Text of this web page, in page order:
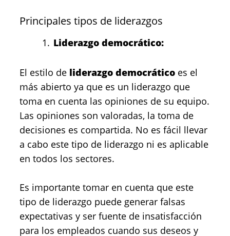
Principales tipos de liderazgos
Liderazgo democrático:
El estilo de liderazgo democrático es el
más abierto ya que es un liderazgo que
toma en cuenta las opiniones de su equipo.
Las opiniones son valoradas, la toma de
decisiones es compartida. No es fácil llevar
a cabo este tipo de liderazgo ni es aplicable
en todos los sectores.
Es importante tomar en cuenta que este
tipo de liderazgo puede generar falsas
expectativas y ser fuente de insatisfacción
para los empleados cuando sus deseos y